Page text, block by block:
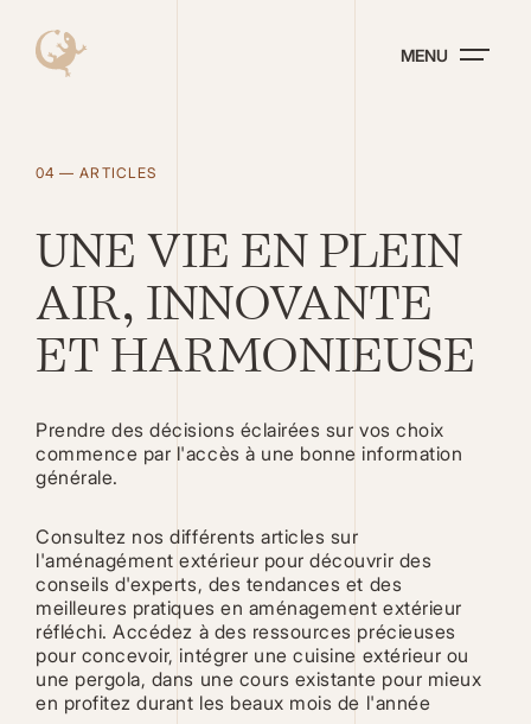
contenu
principal
MENU
04 — ARTICLES
UNE VIE EN PLEIN
AIR, INNOVANTE
ET HARMONIEUSE
Prendre des décisions éclairées sur vos choix
commence par l'accès à une bonne information
générale.
Consultez nos différents articles sur
l'aménagément extérieur pour découvrir des
conseils d'experts, des tendances et des
meilleures pratiques en aménagement extérieur
réfléchi. Accédez à des ressources précieuses
pour concevoir, intégrer une cuisine extérieur ou
une pergola, dans une cours existante pour mieux
en profitez durant les beaux mois de l'année